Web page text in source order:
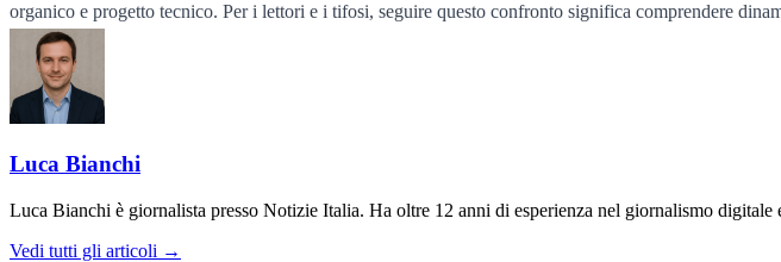
organico e progetto tecnico. Per i lettori e i tifosi, seguire questo confronto significa comprendere
Luca Bianchi
Luca Bianchi è giornalista presso Notizie Italia. Ha oltre 12 anni di esperienza nel giornalismo
Vedi tutti gli articoli →